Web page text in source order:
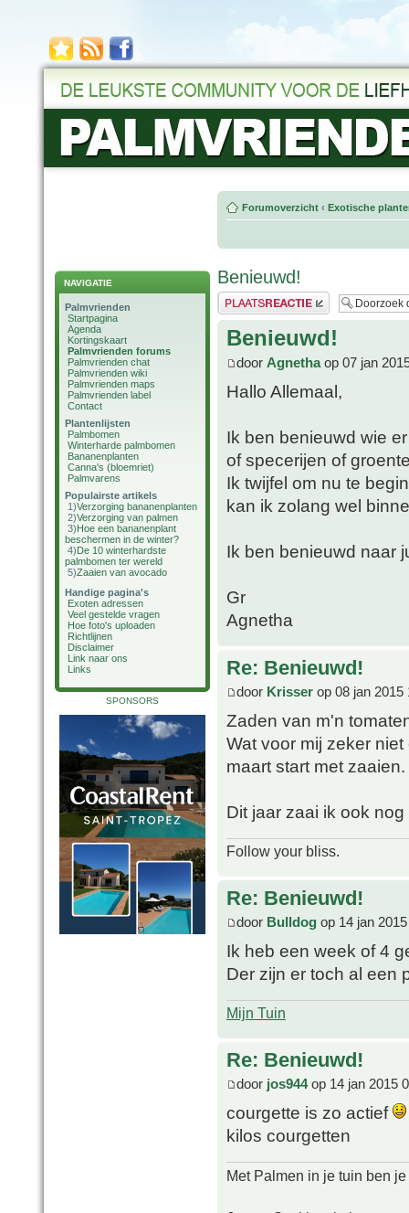
NAVIGATIE
Palmvrienden
Startpagina
Agenda
Kortingskaart
Palmvrienden forums
Palmvrienden chat
Palmvrienden wiki
Palmvrienden maps
Palmvrienden label
Contact
Plantenlijsten
Palmbomen
Winterharde palmbomen
Bananenplanten
Canna's (bloemriet)
Palmvarens
Populairste artikels
1)Verzorging bananenplanten
2)Verzorging van palmen
3)Hoe een bananenplant
beschermen in de winter?
4)De 10 winterhardste
palmbomen ter wereld
5)Zaaien van avocado
Handige pagina's
Exoten adressen
Veel gestelde vragen
Hoe foto's uploaden
Richtlijnen
Disclaimer
Link naar ons
Links
SPONSORS
Forumoverzicht ‹ Exotische
Benieuwd!
Plaats een reactie
Benieuwd!
door Agnethaop 07 jan
Hallo Allemaal,
Ik ben benieuwd wie
of specerijen of
Ik twijfel om nu te
kan ik zolang wel
Ik ben benieuwd naar
Gr
Agnetha
Re: Benieuwd!
door Krisser op 08 jan 2015
Zaden van m'n
Wat voor mij zeker
maart start met zaaien.
Dit jaar zaai ik ook
Follow your bliss.
Re: Benieuwd!
door Bulldog op 14 jan
Ik heb een week of 4
Der zijn er toch al een
Mijn Tuin
Re: Benieuwd!
door jos944op 14 jan 2015
courgette is zo actief
kilos courgetten
Met Palmen in je tuin ben